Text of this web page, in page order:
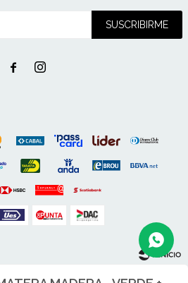
SUSCRIBIRME
 